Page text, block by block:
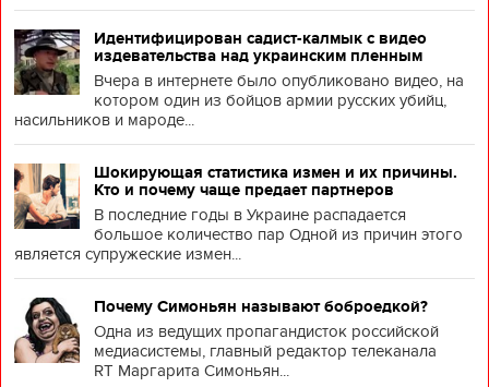
Идентифицирован садист-калмык с видео
издевательства над украинским пленным
Вчера в интернете было опубликовано видео, на
котором один из бойцов армии русских убийц,
насильников и мароде...
Шокирующая статистика измен и их причины.
Кто и почему чаще предает партнеров
В последние годы в Украине распадается
большое количество пар Одной из причин этого
является супружеские измен...
Почему Симоньян называют боброедкой?
Одна из ведущих пропагандисток российской
медиасистемы, главный редактор телеканала
RT Маргарита Симоньян...